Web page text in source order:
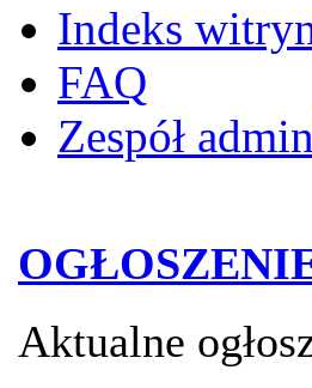
Indeks
FAQ
Zespół
Aktualne